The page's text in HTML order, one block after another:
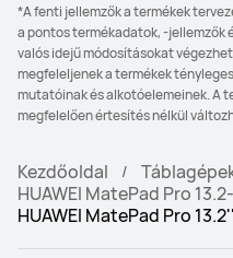
*A fenti jellemzők a termékek
a pontos termékadatok, -
valós idejű módosításokat
megfeleljenek a termékek
mutatóinak és alkotóelemeinek. A
megfelelően értesítés nélkül
Kezdőoldal
HUAWEI MatePad Pro
HUAWEI MatePad Pro